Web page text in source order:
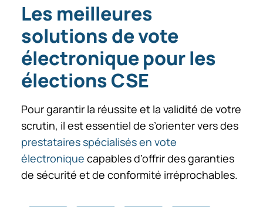
Les meilleures
solutions de vote
électronique pour les
élections CSE
Pour garantir la réussite et la validité de votre
scrutin, il est essentiel de s’orienter vers des
prestataires spécialisés en vote
électronique capables d’offrir des garanties
de sécurité et de conformité irréprochables.